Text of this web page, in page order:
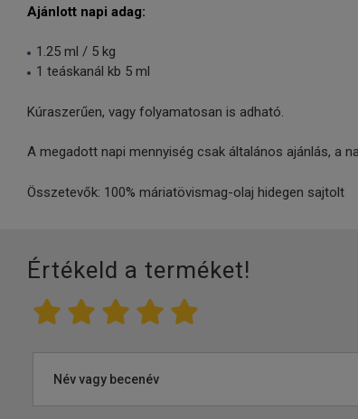
Ajánlott napi adag:
1.25 ml / 5 kg
1 teáskanál kb 5 ml
Kúraszerűen, vagy folyamatosan is adható.
A megadott napi mennyiség csak általános ajánlás, a
Összetevők: 100% máriatövismag-olaj hidegen sajtolt
Értékeld a terméket!
Név vagy becenév